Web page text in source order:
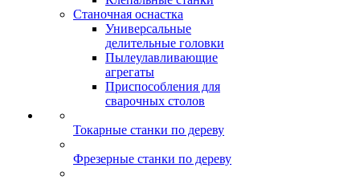
Станочная оснастка
Универсальные
делительные головки
Пылеулавливающие
агрегаты
Приспособления для
сварочных столов
Токарные станки по дереву
Фрезерные станки по дереву